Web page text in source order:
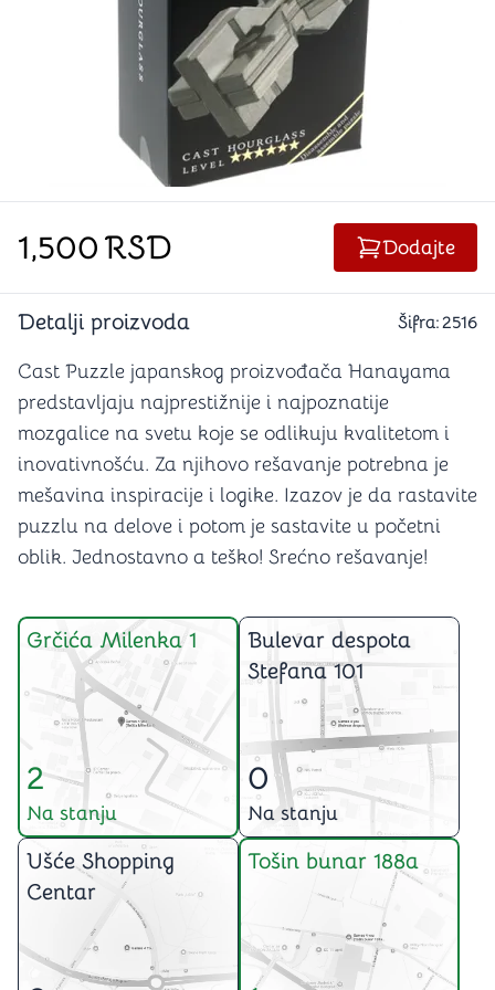
1,500RSD Dodajte
Detalji proizvoda Šifra:2516
Cast Puzzle japanskog proizvođača Hanayama
predstavljaju najprestižnije i najpoznatije
mozgalice na svetu koje se odlikuju kvalitetom i
inovativnošću. Za njihovo rešavanje potrebna je
mešavina inspiracije i logike. Izazov je da rastavite
puzzlu na delove i potom je sastavite u početni
oblik. Jednostavno a teško! Srećno rešavanje!
Grčića Milenka 1
2
Na stanju
Bulevar despota
Stefana 101
0
Na stanju
Ušće Shopping
Centar
Tošin bunar 188a